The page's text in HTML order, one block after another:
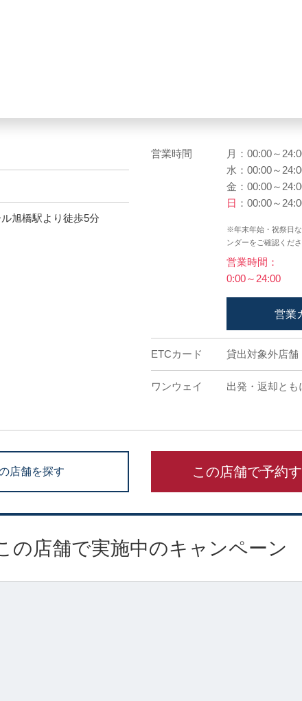
旭橋駅より徒歩5分
営業時間 月：00:00～
水：00:00～
金：00:00～
日 ：00:00～
※年末年始・祝祭日
ンダーをご確認くださ
営業時間：
0:00～24:00
営業
ETCカード 貸出対象外店舗
ワンウェイ 出発・返却とも
店舗を探す この店舗で予約
の店舗で実施中のキャンペーン